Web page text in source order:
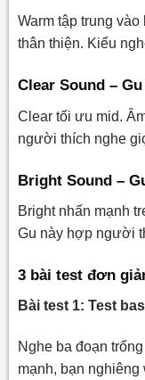
Warm tập trung
thân thiện. Kiểu
Clear Sound –
Clear tối ưu mid.
người thích nghe
Bright Sound –
Bright nhấn mạnh
Gu này hợp người
3 bài test đơn
Bài test 1: Test
Nghe ba đoạn
mạnh, bạn nghiêng